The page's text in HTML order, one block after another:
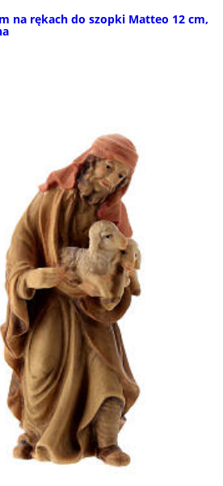
na rękach do szopki Matteo 12 cm,